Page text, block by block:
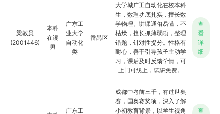
梁教员
(2001446)
本科
在读
男
广东工
业大学
自动化
类
番禺区
大学城广工自动化在校本科
生，数理功底扎实，擅长数
学物理。讲课通俗易懂，不
枯燥，擅长抓薄弱项，整理
错题，针对性提分。性格有
耐心，善于引导孩子主动学
习，课后及时反馈学情，可
上门可线上，试讲免费。
查
看
详
细
广东工
成都中考前三千，有过世奥
赛，国奥赛奖项，深入了解
小初教育背景，以学生视角
查